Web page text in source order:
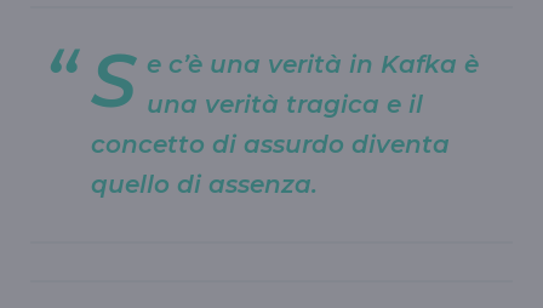
S e c’è una verità in Kafka è
una verità tragica e il
concetto di assurdo diventa
quello di assenza.